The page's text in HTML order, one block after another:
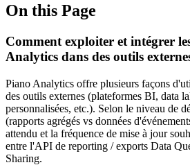
On this Page
Comment exploiter et intégrer
Analytics dans des outils
Piano Analytics offre plusieurs façons
des outils externes (plateformes BI, data
personnalisées, etc.). Selon le niveau de
(rapports agrégés vs données
attendu et la fréquence de mise à jour
entre l'API de reporting / exports Data
Sharing.